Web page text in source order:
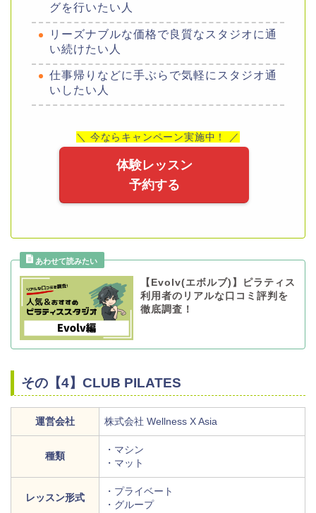
グを行いたい人
リーズナブルな価格で良質なスタジオに通
い続けたい人
仕事帰りなどに手ぶらで気軽にスタジオ通
いしたい人
＼ 今ならキャンペーン実施中！ ／
体験レッスン
予約する
【Evolv(エボルブ)】ピラティス
利用者のリアルな口コミ評判を
徹底調査！
その【4】CLUB PILATES
運営会社 株式会社 Wellness X Asia
種類
・マシン
・マット
レッスン形式
・プライベート
・グループ